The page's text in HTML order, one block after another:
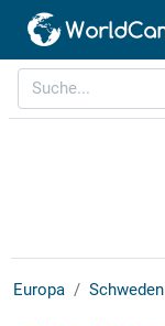
Europa Schweden